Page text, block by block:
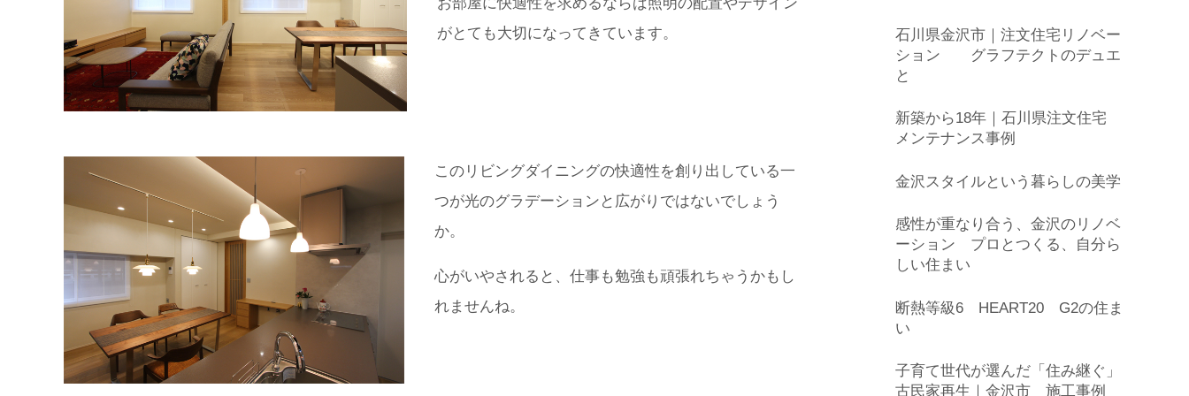
がとても大切になってきています。
このリビングダイニングの快適性を創り出している一
つが光のグラデーションと広がりではないでしょう
か。
心がいやされると、仕事も勉強も頑張れちゃうかもし
れませんね。
石川県金沢市｜注文住宅リノベー
ション グラフテクトのデュエ
と
新築から18年｜石川県注文住宅
メンテナンス事例
金沢スタイルという暮らしの美学
感性が重なり合う、金沢のリノベ
ーション プロとつくる、自分ら
しい住まい
断熱等級6 HEART20 G2の住ま
い
子育て世代が選んだ「住み継ぐ」
古民家再生｜金沢市 施工事例